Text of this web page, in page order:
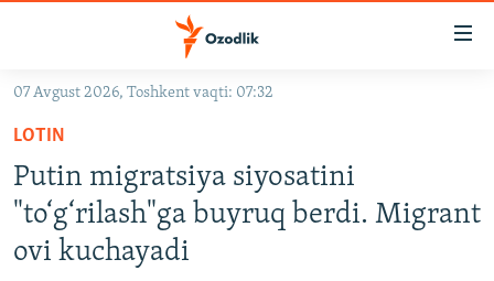
Асосий
навигацияга
ўтинг
Қидиришга
ўтинг
OZODARXIV
На русском
07 Avgust 2026, Toshkent vaqti: 07:32
LOTIN
Putin migratsiya siyosatini
"to‘g‘rilash"ga buyruq berdi. Migrant
ovi kuchayadi